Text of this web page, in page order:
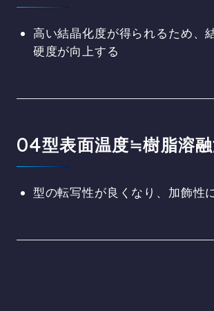
高い結晶化度が得られるため、
硬度が向上する
型表面温度≒樹脂溶
型の転写性が良くなり、加飾性